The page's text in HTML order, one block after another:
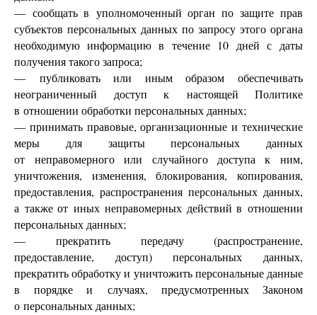
— сообщать в уполномоченный орган по защите прав
субъектов персональных данных по запросу этого органа
необходимую информацию в течение 10 дней с даты
получения такого запроса;
— публиковать или иным образом обеспечивать
неограниченный доступ к настоящей Политике
в отношении обработки персональных данных;
— принимать правовые, организационные и технические
меры для защиты персональных данных
от неправомерного или случайного доступа к ним,
уничтожения, изменения, блокирования, копирования,
предоставления, распространения персональных данных,
а также от иных неправомерных действий в отношении
персональных данных;
— прекратить передачу (распространение,
предоставление, доступ) персональных данных,
прекратить обработку и уничтожить персональные данные
в порядке и случаях, предусмотренных Законом
о персональных данных;